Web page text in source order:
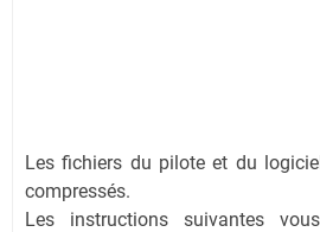
Les fichiers du pilote et du
compressés.
Les instructions suivantes